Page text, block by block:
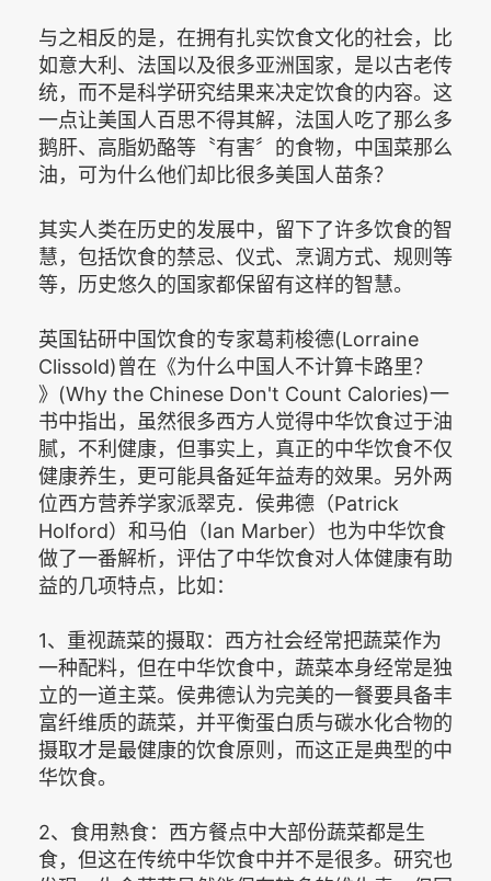
与之相反的是，在拥有扎实饮食文化的社会，比
如意大利、法国以及很多亚洲国家，是以古老传
统，而不是科学研究结果来决定饮食的内容。这
一点让美国人百思不得其解，法国人吃了那么多
鹅肝、高脂奶酪等〝有害〞的食物，中国菜那么
油，可为什么他们却比很多美国人苗条？
其实人类在历史的发展中，留下了许多饮食的智
慧，包括饮食的禁忌、仪式、烹调方式、规则等
等，历史悠久的国家都保留有这样的智慧。
英国钻研中国饮食的专家葛莉梭德(Lorraine
Clissold)曾在《为什么中国人不计算卡路里？
》(Why the Chinese Don't Count Calories)一
书中指出，虽然很多西方人觉得中华饮食过于油
腻，不利健康，但事实上，真正的中华饮食不仅
健康养生，更可能具备延年益寿的效果。另外两
位西方营养学家派翠克．侯弗德（Patrick
Holford）和马伯（Ian Marber）也为中华饮食
做了一番解析，评估了中华饮食对人体健康有助
益的几项特点，比如：
1、重视蔬菜的摄取：西方社会经常把蔬菜作为
一种配料，但在中华饮食中，蔬菜本身经常是独
立的一道主菜。侯弗德认为完美的一餐要具备丰
富纤维质的蔬菜，并平衡蛋白质与碳水化合物的
摄取才是最健康的饮食原则，而这正是典型的中
华饮食。
2、食用熟食：西方餐点中大部份蔬菜都是生
食，但这在传统中华饮食中并不是很多。研究也